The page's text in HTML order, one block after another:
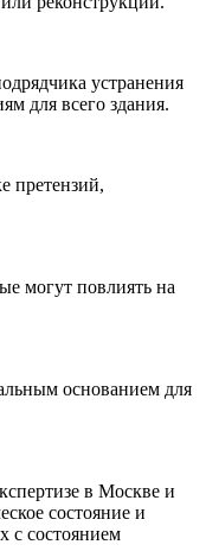
устранения
для всего здания.
претензий,
могут повлиять на
основанием для
в Москве и
состояние и
с состоянием